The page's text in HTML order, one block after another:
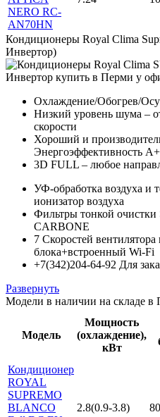
NERO RC-
AN70HN
Кондиционеры Royal Clima
Инвертор)
Охлаждение/Обогрев/
Низкий уровень шума –
скорости
Хороший и
Энергоэффективность
3D FULL – любое
УФ-обработка воздуха и
ионизатор воздуха
Фильтры тонкой
CARBONE
7 Скоростей вентилятора
блока+встроенный Wi-Fi
+7(342)204-64-92 Для
Развернуть
Модели в наличии на складе в
Модель
Мощность
(охлаждение),
кВт
Кондиционер
ROYAL
SUPREMO
BLANCO
2.8(0.9-3.8)